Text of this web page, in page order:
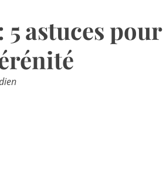
Issy-les-moulineaux
astuces pour